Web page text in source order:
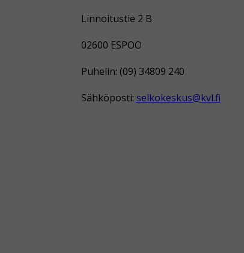
Linnoitustie 2 B
02600 ESPOO
Puhelin: (09) 34809 240
Sähköposti: selkokeskus@kvl.fi